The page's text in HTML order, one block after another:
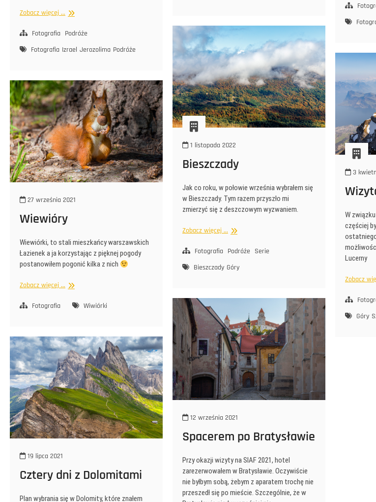
Zobacz więcej ... Izrael
Jerozolima
Fotografia
Podróże
Fotografia Izrael Jerozolima Podróże
1 listopada 2022
Bieszczady
Jak co roku, w połowie września wybrałem się
w Bieszczady. Tym razem przyszło mi
zmierzyć się z deszczowym wyzwaniem.
Zobacz więcej ... Bieszczady
Fotografia Podróże
Serie
Bieszczady Góry
3
W
częściej
Lucerny
Zobacz
Góry
27 września 2021
Wiewióry
Wiewiórki, to stali mieszkańcy warszawskich
Łazienek a ja korzystając z pięknej pogody
postanowiłem pogonić kilka z nich
Zobacz więcej ... Wiewióry
Fotografia Wiwiórki
12 września 2021
Spacerem po Bratysławie
Przy okazji wizyty na SIAF 2021, hotel
zarezerwowałem w Bratysławie. Oczywiście
nie byłbym sobą, żebym z aparatem trochę nie
przeszedł się po mieście. Szczególnie, że w
19 lipca 2021
Cztery dni z Dolomitami
Plan wybrania się w Dolomity, które znałem